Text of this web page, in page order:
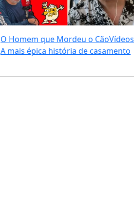
O Homem que Mordeu o CãoVídeos
A mais épica história de casamento